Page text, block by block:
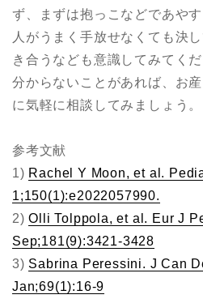
ず、まずは抱っこなどであや
人がうまく手放せなくても決
き合うなども意識してみてく
分からないことがあれば、お
に気軽に相談してみましょう。
参考文献
1) Rachel Y Moon, et al.
1;150(1):e2022057990.
2)Olli Tolppola, et al. Eur J
Sep;181(9):3421-3428
3) Sabrina Peressini. J Can
Jan;69(1):16-9